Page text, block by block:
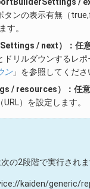
タンの表示有無（
す。
/ next）：任
リルダウンするレ
ン」を参照してくださ
/ resources）：任意
）を設定します。
の2段階で実行され
kaiden/generic/